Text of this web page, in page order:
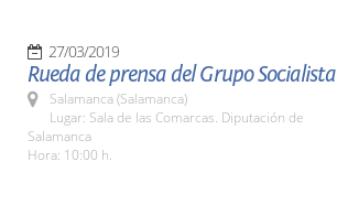
27/03/2019
Rueda de prensa del Grupo Socialista
Salamanca (Salamanca)
Lugar: Sala de las Comarcas. Diputación de
Salamanca
Hora: 10:00 h.